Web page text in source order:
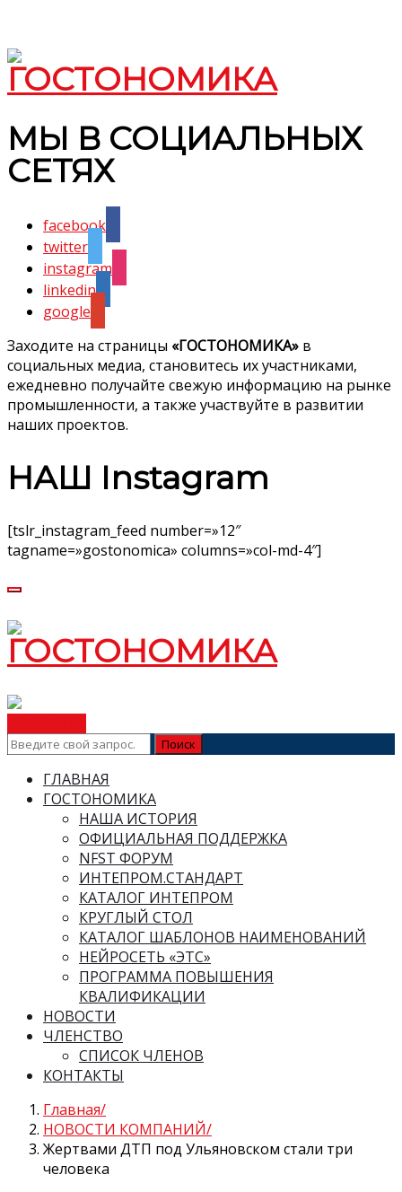
МЫ В СОЦИАЛЬНЫХ
СЕТЯХ
facebook
twitter
instagram
linkedin
google
Заходите на страницы «ГОСТОНОМИКА» в
социальных медиа, становитесь их участниками,
ежедневно получайте свежую информацию на рынке
промышленности, а также участвуйте в развитии
наших проектов.
НАШ Instagram
[tslr_instagram_feed number=»12″
tagname=»gostonomica» columns=»col-md-4″]
ГЛАВНАЯ
ГОСТОНОМИКА
НАША ИСТОРИЯ
ОФИЦИАЛЬНАЯ ПОДДЕРЖКА
NFST ФОРУМ
ИНТЕПРОМ.СТАНДАРТ
КАТАЛОГ ИНТЕПРОМ
КРУГЛЫЙ СТОЛ
КАТАЛОГ ШАБЛОНОВ НАИМЕНОВАНИЙ
НЕЙРОСЕТЬ «ЭТС»
ПРОГРАММА ПОВЫШЕНИЯ
КВАЛИФИКАЦИИ
НОВОСТИ
ЧЛЕНСТВО
СПИСОК ЧЛЕНОВ
КОНТАКТЫ
Главная
НОВОСТИ КОМПАНИЙ
Жертвами ДТП под Ульяновском стали три
человека